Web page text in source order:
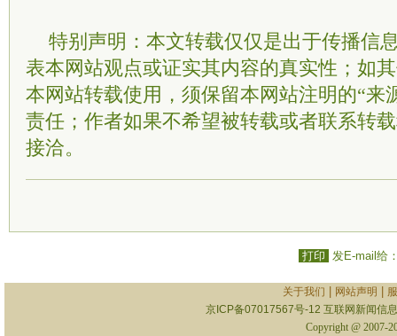
特别声明：本文转载仅仅是出于传播信
表本网站观点或证实其内容的真实性；如
本网站转载使用，须保留本网站注明的“来
责任；作者如果不希望被转载或者联系转
接洽。
打印 发E-mail给
关于我们 网站声明
京ICP备07017567号-12 互联网新闻信
Copyright @ 2007-